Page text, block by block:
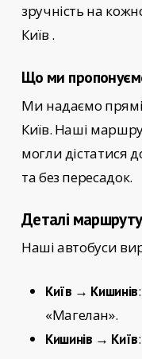
зручність на
Київ .
Що ми
Ми надаємо
Київ. Наші
могли дістатися
та без пересадок.
Деталі маршруту
Наші автобуси
Київ → Кишинів
«Магелан».
Кишинів → Київ